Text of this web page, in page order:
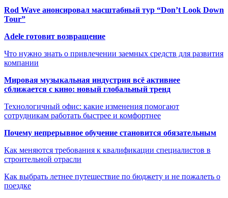
Rod Wave анонсировал масштабный тур “Don’t Look Down
Tour”
Adele готовит возвращение
Что нужно знать о привлечении заемных средств для развития
компании
Мировая музыкальная индустрия всё активнее
сближается с кино: новый глобальный тренд
Технологичный офис: какие изменения помогают
сотрудникам работать быстрее и комфортнее
Почему непрерывное обучение становится обязательным
Как меняются требования к квалификации специалистов в
строительной отрасли
Как выбрать летнее путешествие по бюджету и не пожалеть о
поездке